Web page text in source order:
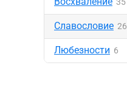
Славословие 26
Любезности 6